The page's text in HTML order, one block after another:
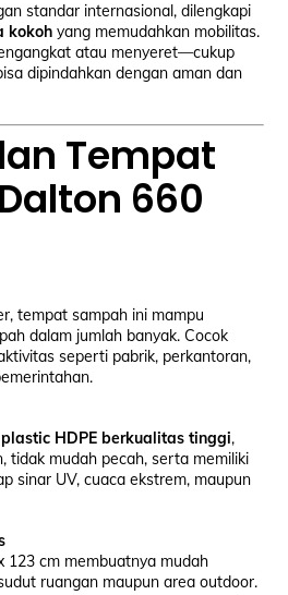
standar internasional, dilengkapi
kokoh yang memudahkan mobilitas.
atau menyeret—cukup
dipindahkan dengan aman dan
Tempat
660
tempat sampah ini mampu
dalam jumlah banyak. Cocok
seperti pabrik, perkantoran,
HDPE berkualitas tinggi,
tidak mudah pecah, serta memiliki
sinar UV, cuaca ekstrem, maupun
123 cm membuatnya mudah
ruangan maupun area outdoor.